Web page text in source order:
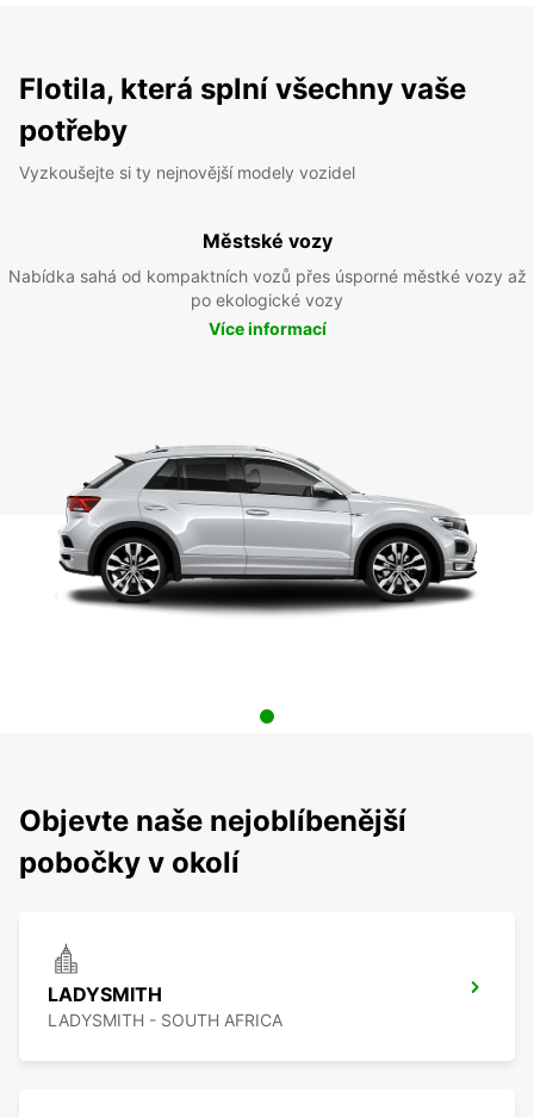
Flotila, která splní všechny vaše
potřeby
Vyzkoušejte si ty nejnovější modely vozidel
Městské vozy
Nabídka sahá od kompaktních vozů přes úsporné městké vozy až
po ekologické vozy
Více informací
Objevte naše nejoblíbenější
pobočky v okolí
LADYSMITH
LADYSMITH - SOUTH AFRICA